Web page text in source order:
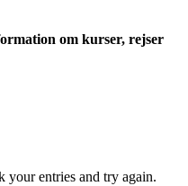
om kurser, rejser
your entries and try again.